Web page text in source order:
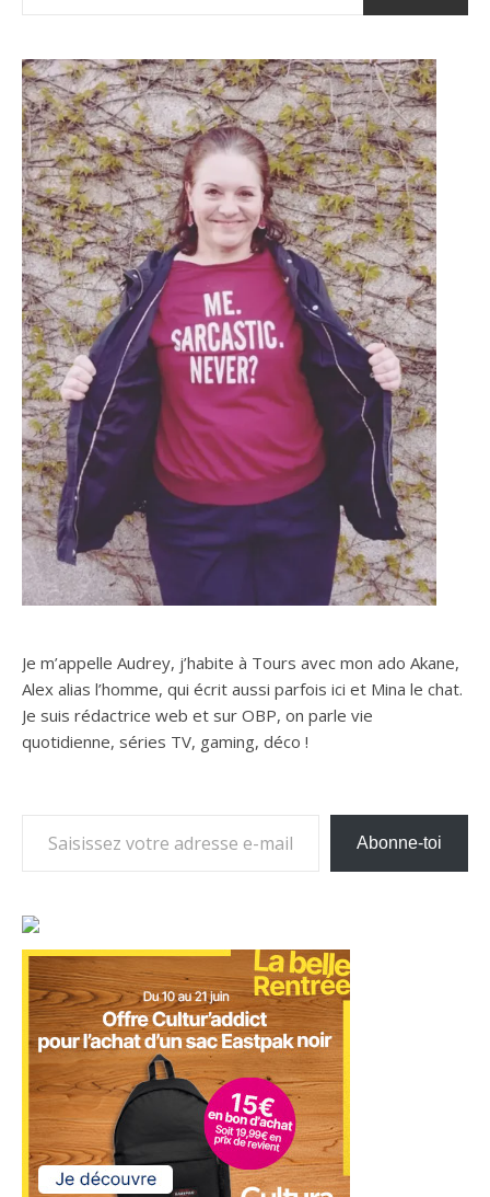
Je m’appelle Audrey, j’habite à Tours avec mon ado Akane,
Alex alias l’homme, qui écrit aussi parfois ici et Mina le chat.
Je suis rédactrice web et sur OBP, on parle vie
quotidienne, séries TV, gaming, déco !
Abonne-toi